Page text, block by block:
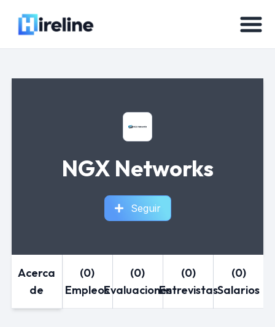
NGX Networks
Seguir
Acerca
de
(0)
Empleos
(0)
Evaluaciones
(0)
Entrevistas
(0)
Salarios